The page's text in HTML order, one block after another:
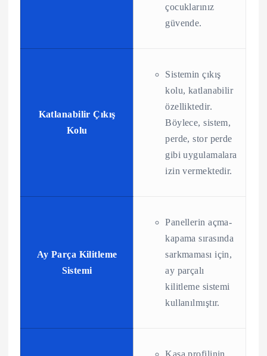
çocuklarınız
güvende.
Katlanabilir Çıkış
Kolu
Sistemin çıkış
kolu, katlanabilir
özelliktedir.
Böylece, sistem,
perde, stor perde
gibi uygulamalara
izin vermektedir.
Ay Parça Kilitleme
Sistemi
Panellerin açma-
kapama sırasında
sarkmaması için,
ay parçalı
kilitleme sistemi
kullanılmıştır.